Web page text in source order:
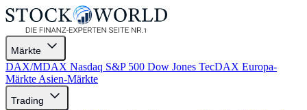
Märkte
DAX/MDAX Nasdaq S&P 500 Dow Jones TecDAX Europa-
Märkte Asien-Märkte
Trading